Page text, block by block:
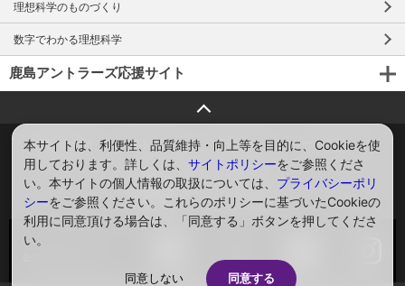
理想科学のものづくり
数字でわかる理想科学
鹿島アントラーズ応援サイト
ページトップへ戻る
お問い合わせ サイトマップ プライバシー
サイトポリシー
ソーシャルメディアポリシー
Global English
ソーシャルメディア
本サイトは、利便性、品質維持・向上等を目的に、Cookieを使
用しております。詳しくは、サイトポリシーをご参照くださ
い。本サイトの個人情報の取扱については、 プライバシーポリ
シーをご参照ください。これらのポリシーに基づいたCookieの
利用に同意頂ける場合は、「同意する」ボタンを押してくださ
い。
同意しない 同意する